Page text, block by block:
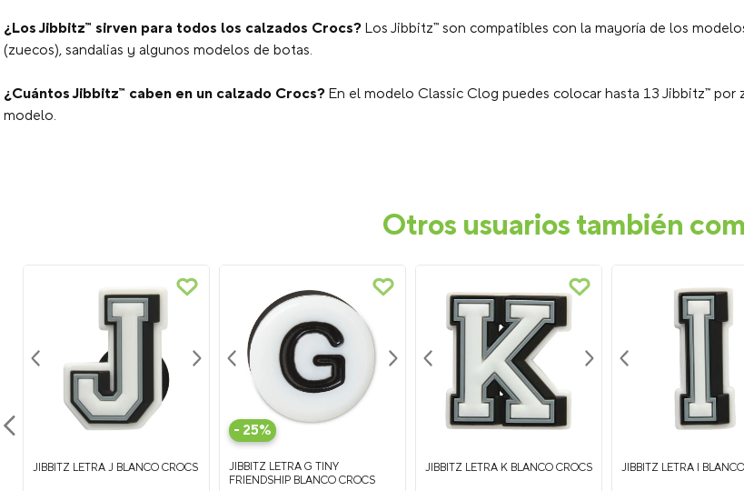
¿Los Jibbitz™ sirven para todos los calzados Crocs? Los Jibbitz™ son compatibles con la mayoría de los
(zuecos), sandalias y algunos modelos de botas.
¿Cuántos Jibbitz™ caben en un calzado Crocs? En el modelo Classic Clog puedes colocar hasta 13 Jibbitz™
modelo.
Otros usuarios también
JIBBITZ LETRA J BLANCO CROCS
- 25%
JIBBITZ LETRA G TINY
FRIENDSHIP BLANCO CROCS
JIBBITZ LETRA K BLANCO CROCS JIBBITZ LETRA I